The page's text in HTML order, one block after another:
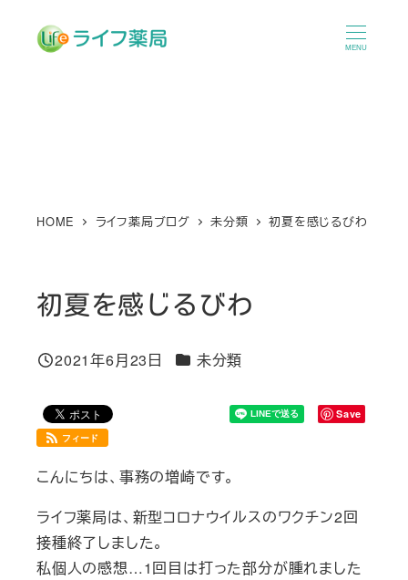
MENU
HOME ライフ薬局ブログ 未分類 初夏を感じるびわ
初夏を感じるびわ
投稿日
2021年6月23日 カテゴリー
未分類
Save
フィード
こんにちは、事務の増崎です。
ライフ薬局は、新型コロナウイルスのワクチン2回
接種終了しました。
私個人の感想…1回目は打った部分が腫れました